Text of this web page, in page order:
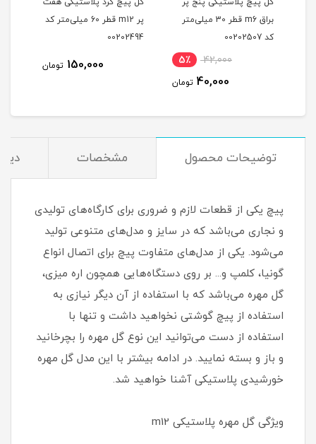
گل پیچ پلاستیکی پنج پر
براق m6 قطر 30 میلی‌متر
کد 00202507
42,000 5٪
40,000 تومان
گل پیچ گرد پلاستیکی هفت
پر m12 قطر 60 میلی‌متر کد
00202494
150,000 تومان
توضیحات محصول مشخصات
پیچ یکی از قطعات لازم و ضروری برای کارگاه‌های تولیدی
و نجاری می‌باشد که در سایز و مدل‌های متنوعی تولید
می‌شود. یکی از مدل‌های متفاوت پیچ برای اتصال انواع
گونیا، کلمپ و... بر روی دستگاه‌هایی همچون اره میزی،
گل مهره می‌باشد که با استفاده از آن دیگر نیازی به
استفاده از پیچ گوشتی نخواهید داشت و تنها با
استفاده از دست می‌توانید این نوع گل مهره را بچرخانید
و باز و بسته نمایید. در ادامه بیشتر با این مدل گل مهره
خورشیدی پلاستیکی آشنا خواهید شد.
ویژگی گل مهره پلاستیکی m12